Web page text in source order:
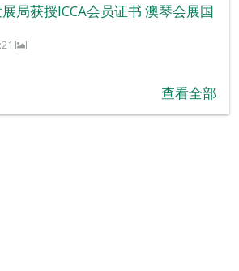
局获授ICCA会员证书 澳琴会展国
查看全部